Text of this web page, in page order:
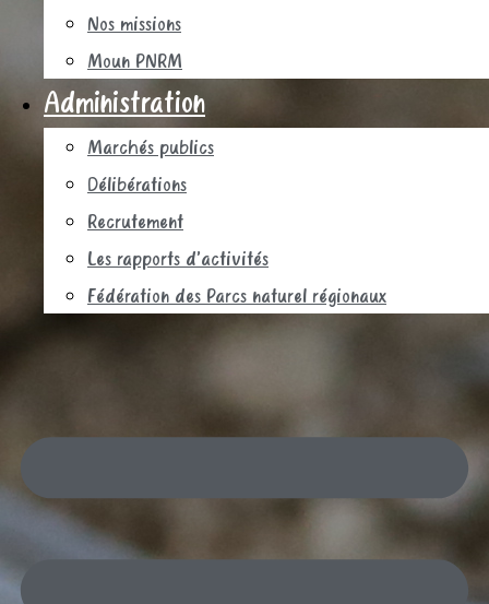
Nos missions
Moun PNRM
Administration
Marchés publics
Délibérations
Recrutement
Les rapports d’activités
Fédération des Parcs naturel régionaux